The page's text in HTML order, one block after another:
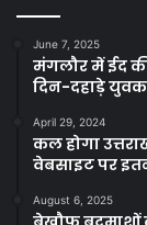
June 7, 2025
मंगलौर में ईद
दिन-दहाड़े
April 29, 2024
कल होगा
वेबसाइट पर
August 6, 2025